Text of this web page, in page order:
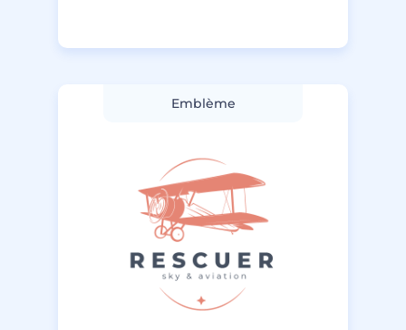
Emblème